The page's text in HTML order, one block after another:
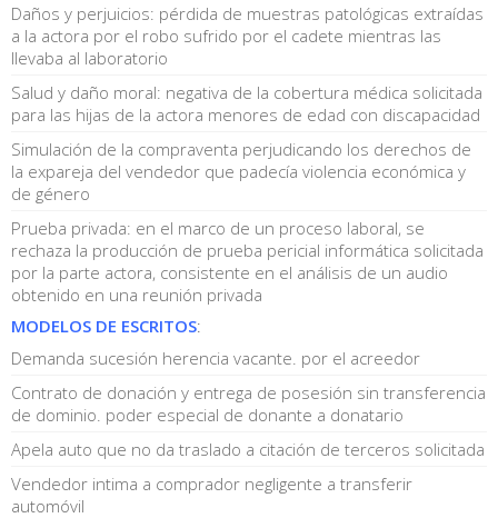
Daños y perjuicios: pérdida de muestras patológicas extraídas
a la actora por el robo sufrido por el cadete mientras las
llevaba al laboratorio
Salud y daño moral: negativa de la cobertura médica solicitada
para las hijas de la actora menores de edad con discapacidad
Simulación de la compraventa perjudicando los derechos de
la expareja del vendedor que padecía violencia económica y
de género
Prueba privada: en el marco de un proceso laboral, se
rechaza la producción de prueba pericial informática solicitada
por la parte actora, consistente en el análisis de un audio
obtenido en una reunión privada
MODELOS DE ESCRITOS:
Demanda sucesión herencia vacante. por el acreedor
Contrato de donación y entrega de posesión sin transferencia
de dominio. poder especial de donante a donatario
Apela auto que no da traslado a citación de terceros solicitada
Vendedor intima a comprador negligente a transferir
automóvil